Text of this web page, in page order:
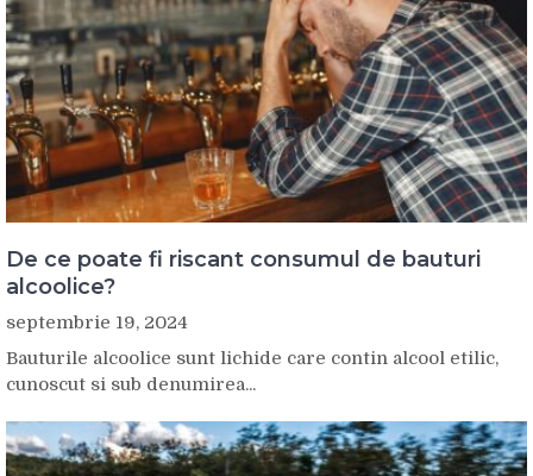
De ce poate fi riscant consumul de bauturi
alcoolice?
septembrie 19, 2024
Bauturile alcoolice sunt lichide care contin alcool etilic,
cunoscut si sub denumirea...